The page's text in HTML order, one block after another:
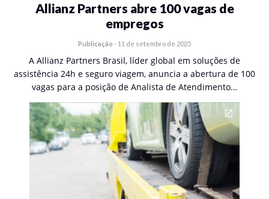
Allianz Partners abre 100 vagas de
empregos
Publicação - 11 de setembro de 2025
A Allianz Partners Brasil, líder global em soluções de
assistência 24h e seguro viagem, anuncia a abertura de 100
vagas para a posição de Analista de Atendimento…